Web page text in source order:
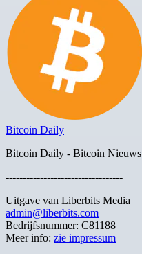
Bitcoin Daily
Bitcoin Daily - Bitcoin Nieuws
----------------------------------
Uitgave van Liberbits Media
admin@liberbits.com
Bedrijfsnummer: C81188
Meer info: zie impressum